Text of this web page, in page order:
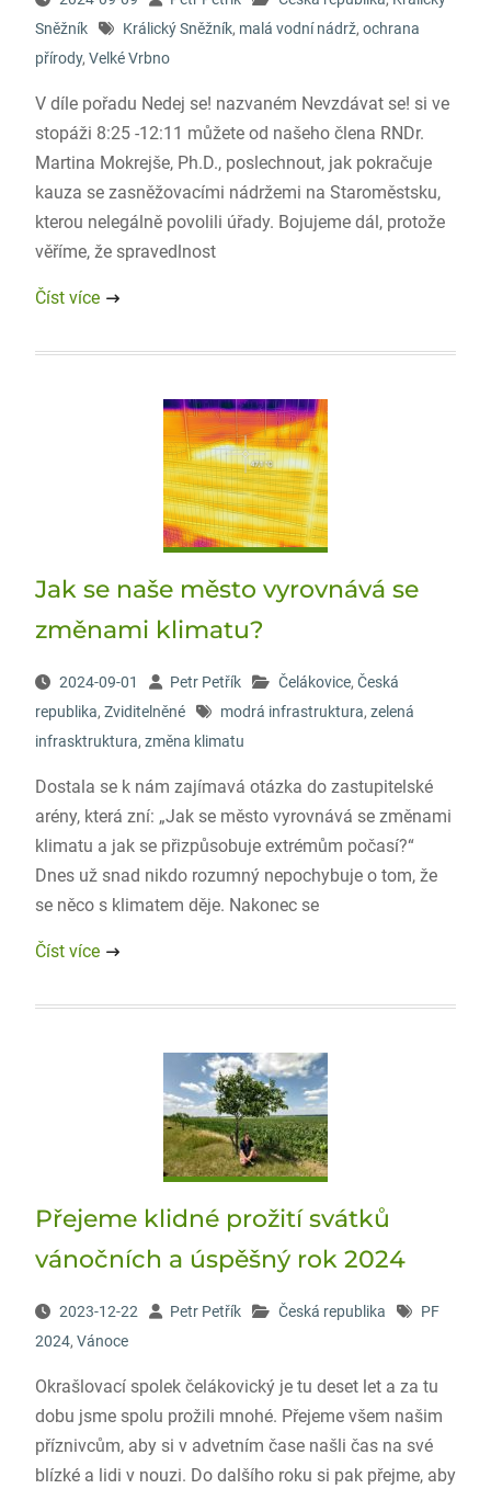
Sněžník
Králický Sněžník, malá vodní nádrž, ochrana
přírody, Velké Vrbno
V díle pořadu Nedej se! nazvaném Nevzdávat se! si ve
stopáži 8:25 -12:11 můžete od našeho člena RNDr.
Martina Mokrejše, Ph.D., poslechnout, jak pokračuje
kauza se zasněžovacími nádržemi na Staroměstsku,
kterou nelegálně povolili úřady. Bojujeme dál, protože
věříme, že spravedlnost
Číst více
Jak se naše město vyrovnává se
změnami klimatu?
2024-09-01 Petr Petřík Čelákovice, Česká
republika, Zviditelněné modrá infrastruktura, zelená
infrasktruktura, změna klimatu
Dostala se k nám zajímavá otázka do zastupitelské
arény, která zní: „Jak se město vyrovnává se změnami
klimatu a jak se přizpůsobuje extrémům počasí?“
Dnes už snad nikdo rozumný nepochybuje o tom, že
se něco s klimatem děje. Nakonec se
Číst více
Přejeme klidné prožití svátků
vánočních a úspěšný rok 2024
2023-12-22 Petr Petřík Česká republika
PF
2024, Vánoce
Okrašlovací spolek čelákovický je tu deset let a za tu
dobu jsme spolu prožili mnohé. Přejeme všem našim
příznivcům, aby si v advetním čase našli čas na své
blízké a lidi v nouzi. Do dalšího roku si pak přejme, aby